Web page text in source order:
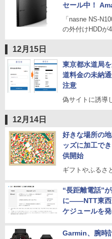
セール中！
「nasne NS-
の外付けHDDが
12月15日
東京都水道局
道料金の未納
注意
偽サイトに誘導
12月14日
好きな場所の
ッズに加工で
供開始
ギフトやふるさ
“長距離電話”
に――NTT東西
ケジュールを
Garmin、腕時